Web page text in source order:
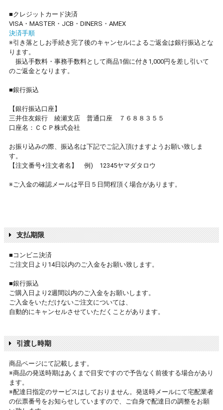
■クレジットカード決済
VISA・MASTER・JCB・DINERS・AMEX
決済手順
※引き落としお手続き完了後のキャンセルによるご返金は銀行振込とな
ります。
振込手数料・事務手数料として商品1個に付き1,000円を差し引いて
のご返金となります。
■銀行振込
【銀行振込口座】
三井住友銀行 綾瀬支店 普通口座 ７６８８３５５
口座名：ＣＣＰ株式会社
お振り込みの際、振込名は下記でご記入頂けますようお願い致しま
す。
【注文番号+注文者名】 例) 12345ヤマダタロウ
※ご入金の確認メールは平日５日間程頂く場合があります。
支払期限
■コンビニ決済
ご注文日より14日以内のご入金をお願い致します。
■銀行振込
ご購入日より2週間以内のご入金をお願いします。
ご入金をいただけないご注文については、
自動的にキャンセルさせていただくことがあります。
引渡し時期
商品ページにて記載します。
※商品の発送時期はあくまで目安ですので予告なく前後する場合があり
ます。
※配達日指定のサービスはしておりません。発送時メールにて宅配業者
の伝票番号をお知らせしていますので、ご自身で配達日の調整をお願